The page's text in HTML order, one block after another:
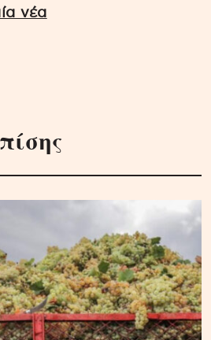
νέα